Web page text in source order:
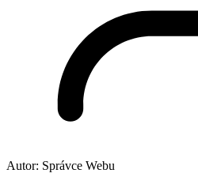
Autor: Správce Webu